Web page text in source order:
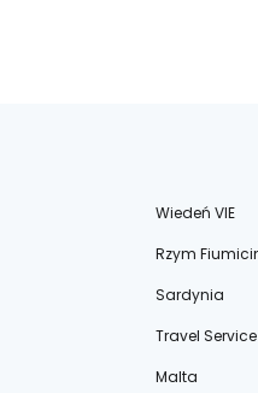
Wiedeń VIE
Rzym
Sardynia
Travel Service
Malta